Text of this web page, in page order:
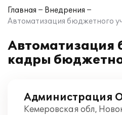
Главная
Внедрения
Автоматизация бюджетного
Автоматизация
кадры
Администрация
Кемеровская обл,